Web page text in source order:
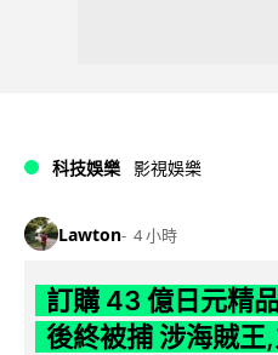
科技娛樂 影視娛樂
Lawton 4 小時
訂購 43 億日元精
後終被捕 涉海賊王